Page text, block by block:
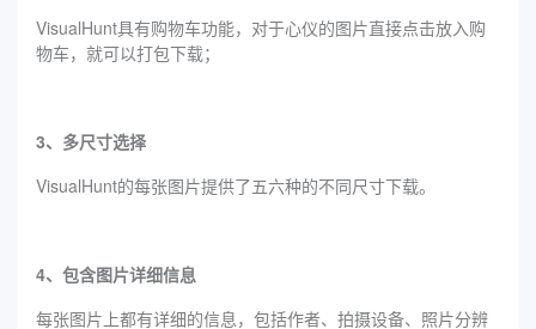
VisualHunt具有购物车功能，对于心仪的图片直接点击放入购
物车，就可以打包下载；
3、多尺寸选择
VisualHunt的每张图片提供了五六种的不同尺寸下载。
4、包含图片详细信息
每张图片上都有详细的信息，包括作者、拍摄设备、照片分辨